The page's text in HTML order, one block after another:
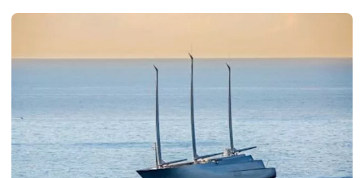
Bateaux.com
Lifestyle Monaco Yacht Show